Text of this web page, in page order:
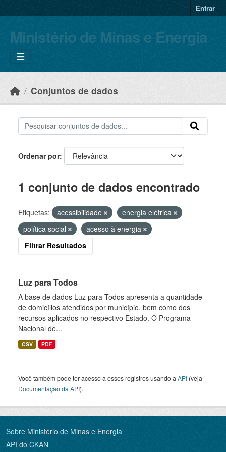
Entrar
Ministério de Minas e Energia
Conjuntos de dados
Ordenar por
1 conjunto de dados encontrado
Etiquetas: acessibilidade
energia elétrica
política social
acesso à energia
Filtrar Resultados
Luz para Todos
A base de dados Luz para Todos apresenta a quantidade
de domicílios atendidos por município, bem como dos
recursos aplicados no respectivo Estado. O Programa
Nacional de...
CSV PDF
Você também pode ter acesso a esses registros usando a API (veja
Documentação da API).
Sobre Ministério de Minas e Energia
API do CKAN